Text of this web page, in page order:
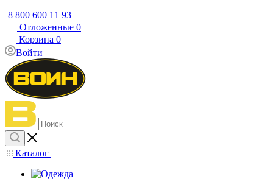
8 800 600 11 93
Отложенные 0
Корзина 0
Войти
Каталог